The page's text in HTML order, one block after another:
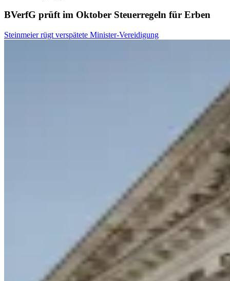
BVerfG prüft im Oktober Steuerregeln für Erben
Steinmeier rügt verspätete Minister-Vereidigung